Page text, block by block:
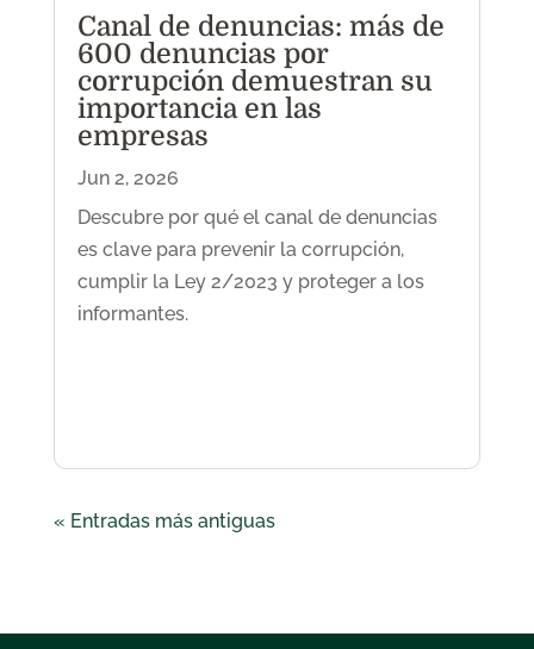
Canal de denuncias: más de
600 denuncias por
corrupción demuestran su
importancia en las
empresas
Jun 2, 2026
Descubre por qué el canal de denuncias
es clave para prevenir la corrupción,
cumplir la Ley 2/2023 y proteger a los
informantes.
« Entradas más antiguas